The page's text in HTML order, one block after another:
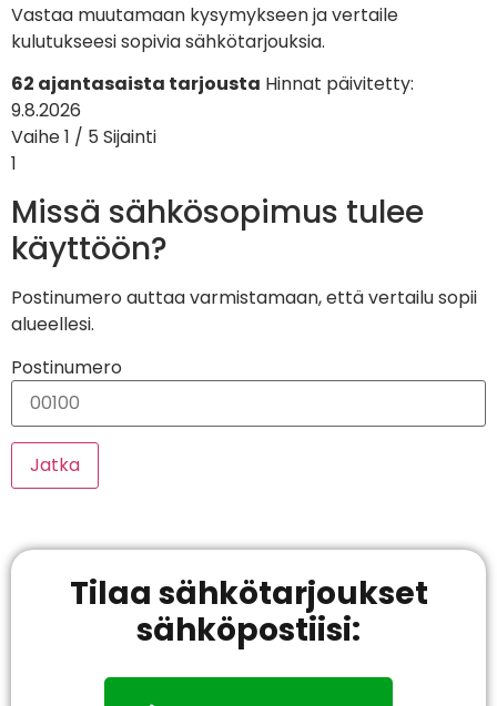
Vastaa muutamaan kysymykseen ja vertaile
kulutukseesi sopivia sähkötarjouksia.
62 ajantasaista tarjousta Hinnat päivitetty:
9.8.2026
Vaihe 1 / 5 Sijainti
1
Missä sähkösopimus tulee
käyttöön?
Postinumero auttaa varmistamaan, että vertailu sopii
alueellesi.
Postinumero
Jatka
Tilaa sähkötarjoukset
sähköpostiisi: